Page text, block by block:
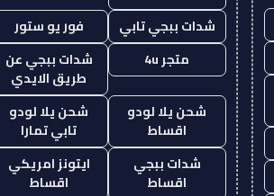
شدات ببجي تابي
فور يو ستور
متجر 4u
شدات ببجي عن
طريق الايدي
شحن يلا لودو
اقساط
شحن يلا لودو
تابي تمارا
شدات ببجي
اقساط
ايتونز امريكي
اقساط